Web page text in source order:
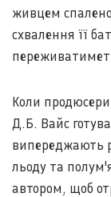
живцем
схвалення її
Коли
Д.Б. Вайс
випереджають
льоду та
автором, щоб